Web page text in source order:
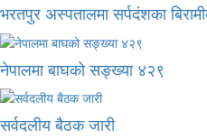
भरतपुर अस्पतालमा सर्पदंशका
नेपालमा बाघको सङ्ख्या ४२९
सर्वदलीय बैठक जारी